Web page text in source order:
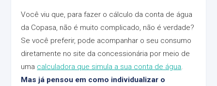
Você viu que, para fazer o cálculo da conta de água
da Copasa, não é muito complicado, não é verdade?
Se você preferir, pode acompanhar o seu consumo
diretamente no site da concessionária por meio de
uma calculadora que simula a sua conta de água.
Mas já pensou em como individualizar o